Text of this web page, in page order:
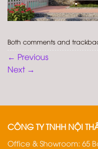
Both comments and
← Previous
Next →
CÔNG TY TNHH NỘI
Office & Showroom: 65